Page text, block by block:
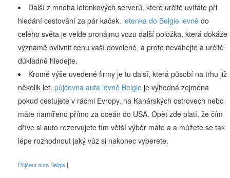
Další z mnoha letenkových serverů, které určitě uvítáte při
hledání cestování za pár kaček. letenka do Belgie levně do
celého světa je velde pronájmu vozu další položka, která dokáže
významě ovlivnit cenu vaší dovolené, a proto neváhejte a určitě
důkladně hledejte.
Kromě výše uvedené firmy je tu další, která působí na trhu již
několik let. půjčovna auta levně Belgie je výhodná zejména
pokud cestujete v rácmi Evropy, na Kanárských ostrovech nebo
máte namířeno přímo za oceán do USA. Opět zde platí, že čím
dříve si auto rezervujete tím větší výběr máte a a můžete se tak
lépe rozhodnout jaký vůz si nakonec vyberete.
Půjčení auta Belgie